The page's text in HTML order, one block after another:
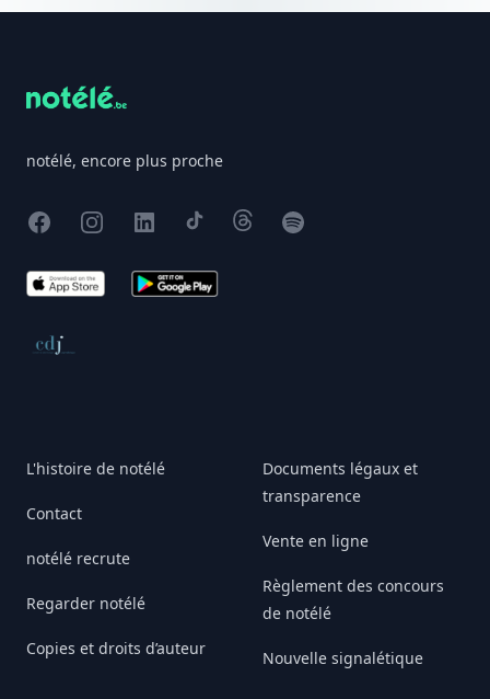
notélé, encore plus proche
FacebookInstagram
X TikTokThreadsSpotify
App Store Google Play
Conseil de déontologie journalistique
L'histoire de notélé
Contact
notélé recrute
Regarder notélé
Copies et droits d’auteur
Documents légaux et
transparence
Vente en ligne
Règlement des concours
de notélé
Nouvelle signalétique